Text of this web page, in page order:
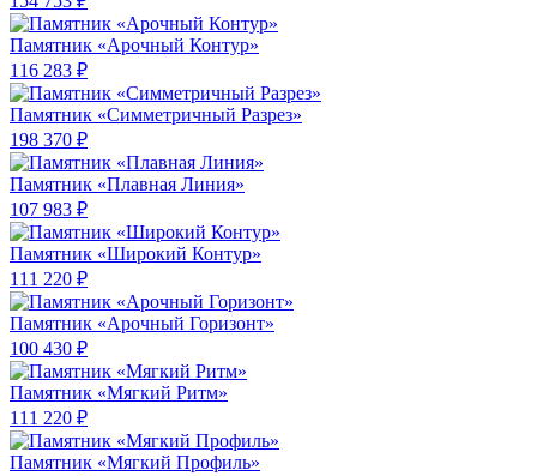
Памятник «Арочный Контур»
116 283 ₽
Памятник «Симметричный Разрез»
198 370 ₽
Памятник «Плавная Линия»
107 983 ₽
Памятник «Широкий Контур»
111 220 ₽
Памятник «Арочный Горизонт»
100 430 ₽
Памятник «Мягкий Ритм»
111 220 ₽
Памятник «Мягкий Профиль»